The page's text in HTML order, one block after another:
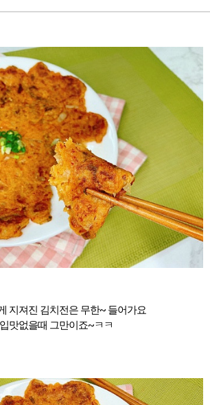
지져진 김치전은 무한~ 들어가요
입맛없을때 그만이죠~ㅋㅋ